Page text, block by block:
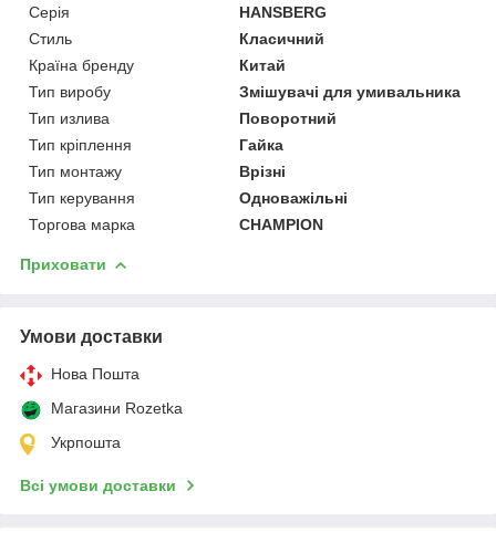
Серія
HANSBERG
Стиль
Класичний
Країна бренду
Китай
Тип виробу
Змішувачі для умивальника
Тип излива
Поворотний
Тип кріплення
Гайка
Тип монтажу
Врізні
Тип керування
Одноважільні
Торгова марка
CHAMPION
Приховати
Умови доставки
Нова Пошта
Магазини Rozetka
Укрпошта
Всі умови доставки